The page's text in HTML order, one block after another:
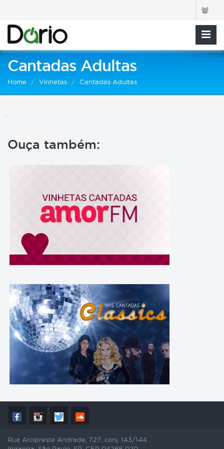
Cantadas Adultas
Home Vinhetas Cantadas Adultas
Ouça também:
Rua Arcipreste Andrade, 727, conj. 143/144